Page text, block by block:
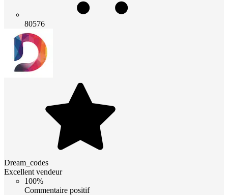
80576
Dream_codes
Excellent vendeur
100%
Commentaire positif